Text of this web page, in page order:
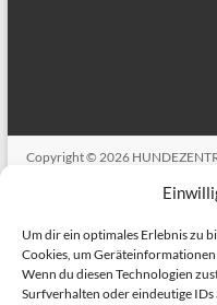
Um dir ein optimales Erlebnis zu
Cookies, um
Wenn du diesen Technologien
Surfverhalten oder eindeutige
Copyright © 2026
English
Tricks Kurs
Train the brain
GESUNDHEIT